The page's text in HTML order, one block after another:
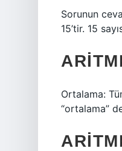
Sorunun
15’tir. 15
Ortalama:
“ortalama”